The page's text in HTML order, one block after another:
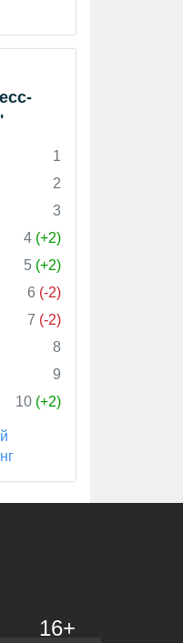
1
2
3
4 (+2)
5 (+2)
6 (-2)
7 (-2)
8
9
10 (+2)
16+